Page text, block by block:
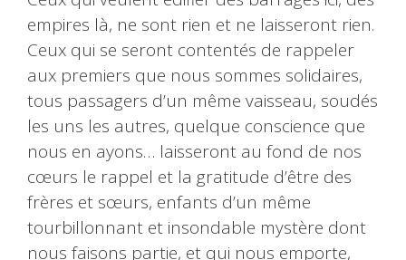
empires là, ne sont rien et ne laisseront rien.
Ceux qui se seront contentés de rappeler
aux premiers que nous sommes solidaires,
tous passagers d’un même vaisseau, soudés
les uns les autres, quelque conscience que
nous en ayons… laisseront au fond de nos
cœurs le rappel et la gratitude d’être des
frères et sœurs, enfants d’un même
tourbillonnant et insondable mystère dont
nous faisons partie, et qui nous emporte,